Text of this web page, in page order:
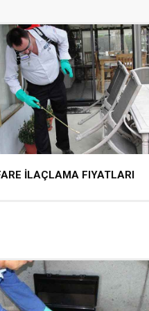
İLAÇLAMA FIYATLARI